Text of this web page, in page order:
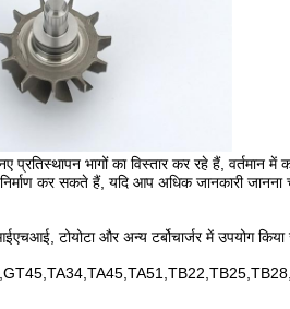
भागों का विस्तार कर रहे हैं, वर्तमान में
कर सकते हैं, यदि आप अधिक जानकारी
टोयोटा और अन्य टर्बोचार्जर में उपयोग किया